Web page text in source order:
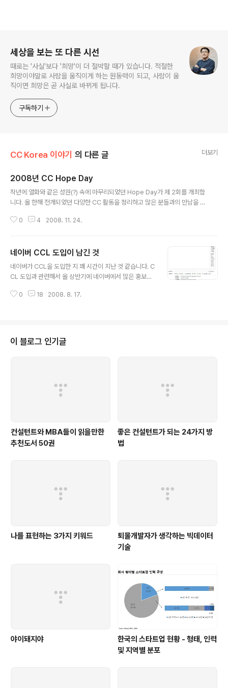
세상을 보는 또 다른 시선
때로는 '사실'보다 '희망'이 더 절박할 때가 있습니다. 적절한
희망이야말로 사람을 움직이게 하는 원동력이 되고, 사람이 움
직이면 희망은 곧 사실로 바뀌게 됩니다.
구독하기
CC Korea 이야기 의 다른 글 더보기
2008년 CC Hope Day
작년에 열화와 같은 성원(?) 속에 마무리되었던 Hope Day가 제 2회를 개최합
니다. 올 한해 전개되었던 다양한 CC 활동을 정리하고 많은 분들과의 만남을 통
대에서 열립니다. 이번 2회에도 1회와 마찬가지로 여러 가지 행사와 더불어 크
말에 다른 일을 하시기보다는 부담없이 오셔서 오픈 문화에 대해 배우고, 사람
들과 흥겁게 보내시면 좋을 것 같습니다. 제 2회 CC Korea Hope Day 소개
국내에서도 많은 분들이 CC의 목표이기도 한 열린 문화(Free Culture/..
0 4 2008. 11. 24.
네이버 CCL 도입이 남긴 것
네이버가 CCL을 도입한 지 꽤 시간이 지난 것 같습니다. C
CL 도입과 관련해서 올 상반기에 네이버에서 많은 홍보자
특필 되기도 해서 이와 관련한 이야기로 블로그스피어에서
네이버 블로그를 방문해 보기로 했습니다. 네이버에서 CC
L을 적용하기 위해서는 '관리' 모드로 전환한 후 '환경설정'
수 있다고 가정해서 넘어..
0 18 2008. 8. 17.
이 블로그 인기글
컨설턴트와 MBA들이 읽을만한
추천도서 50권
좋은 컨설턴트가 되는 24가지 방
법
나를 표현하는 3가지 키워드
퇴물개발자가 생각하는 빅데이터
기술
야이돼지야
한국의 스타트업 현황 - 형태, 인력
및 지역별 분포